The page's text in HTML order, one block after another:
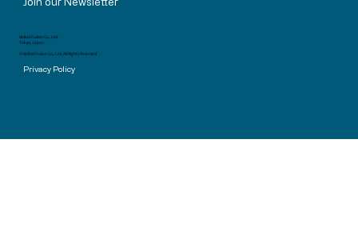
Helical Fusion Co., Ltd.
Tokyo, Japan
© Helical Fusion Co., Ltd. All Rights Reserved.
Privacy Policy